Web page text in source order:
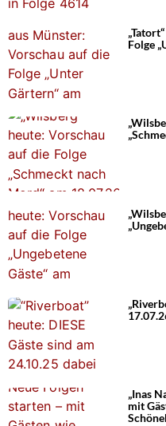
Folge
„Inas
mit